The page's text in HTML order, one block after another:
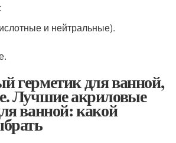
и нейтральные).
герметик для ванной,
Лучшие акриловые
ванной: какой